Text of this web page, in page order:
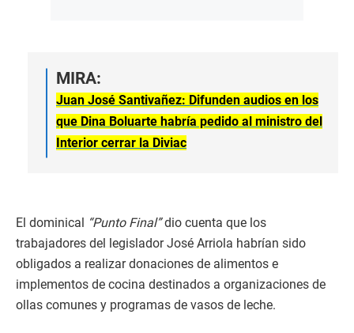
MIRA:
Juan José Santivañez: Difunden audios en los
que Dina Boluarte habría pedido al ministro del
Interior cerrar la Diviac
El dominical “Punto Final”dio cuenta que los
trabajadores del legislador José Arriola habrían sido
obligados a realizar donaciones de alimentos e
implementos de cocina destinados a organizaciones de
ollas comunes y programas de vasos de leche.